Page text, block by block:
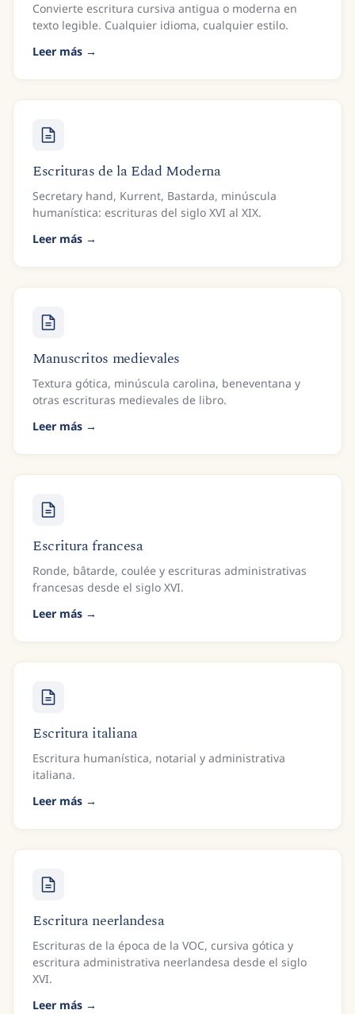
Convierte escritura cursiva antigua o moderna en
texto legible. Cualquier idioma, cualquier estilo.
Leer más
Escrituras de la Edad Moderna
Secretary hand, Kurrent, Bastarda, minúscula
humanística: escrituras del siglo XVI al XIX.
Leer más
Manuscritos medievales
Textura gótica, minúscula carolina, beneventana y
otras escrituras medievales de libro.
Leer más
Escritura francesa
Ronde, bâtarde, coulée y escrituras administrativas
francesas desde el siglo XVI.
Leer más
Escritura italiana
Escritura humanística, notarial y administrativa
italiana.
Leer más
Escritura neerlandesa
Escrituras de la época de la VOC, cursiva gótica y
escritura administrativa neerlandesa desde el siglo
XVI.
Leer más